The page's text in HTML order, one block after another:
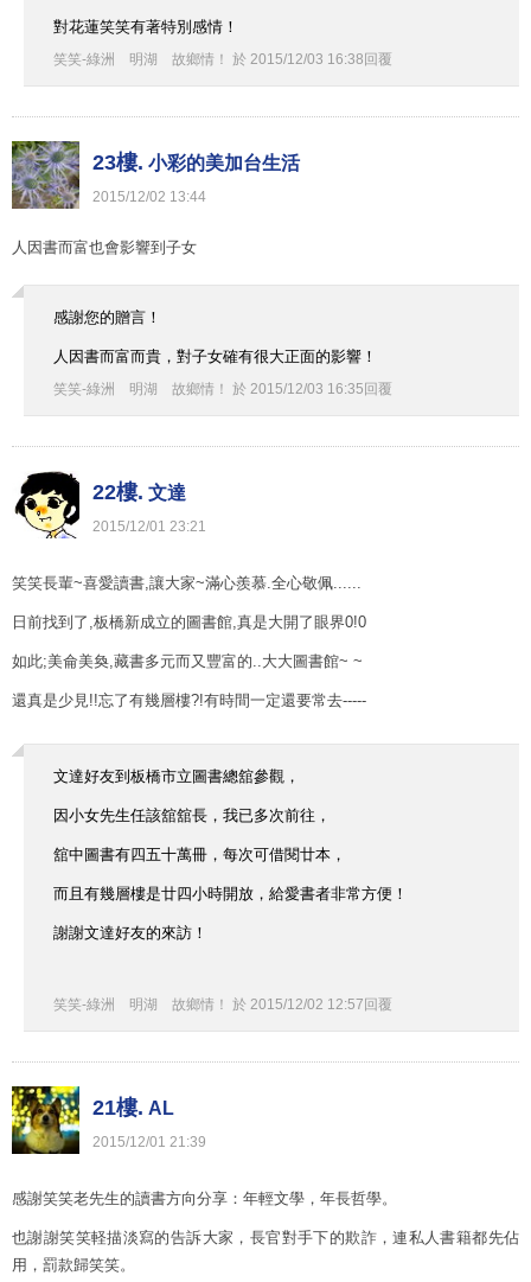
對花蓮笑笑有著特別感情！
笑笑-綠洲 明湖 故鄉情！ 於 2015/12/03 16:38 回覆
23樓. 小彩的美加台生活
2015/12/02 13:44
人因書而富也會影響到子女
感謝您的贈言！
人因書而富而貴，對子女確有很大正面的影響！
笑笑-綠洲 明湖 故鄉情！ 於 2015/12/03 16:35 回覆
22樓. 文達
2015/12/01 23:21
笑笑長輩~喜愛讀書,讓大家~滿心羨慕.全心敬佩......
日前找到了,板橋新成立的圖書館,真是大開了眼界0!0
如此;美侖美奐,藏書多元而又豐富的..大大圖書館~ ~
還真是少見!!忘了有幾層樓?!有時間一定還要常去-----
文達好友到板橋市立圖書總舘參觀，
因小女先生任該舘舘長，我已多次前往，
舘中圖書有四五十萬冊，每次可借閱廿本，
而且有幾層樓是廿四小時開放，給愛書者非常方便！
謝謝文達好友的來訪！
笑笑-綠洲 明湖 故鄉情！ 於 2015/12/02 12:57 回覆
21樓. AL
2015/12/01 21:39
感謝笑笑老先生的讀書方向分享：年輕文學，年長哲學。
也謝謝笑笑軽描淡寫的告訴大家，長官對手下的欺詐，連私人書籍都先佔
用，罰款歸笑笑。